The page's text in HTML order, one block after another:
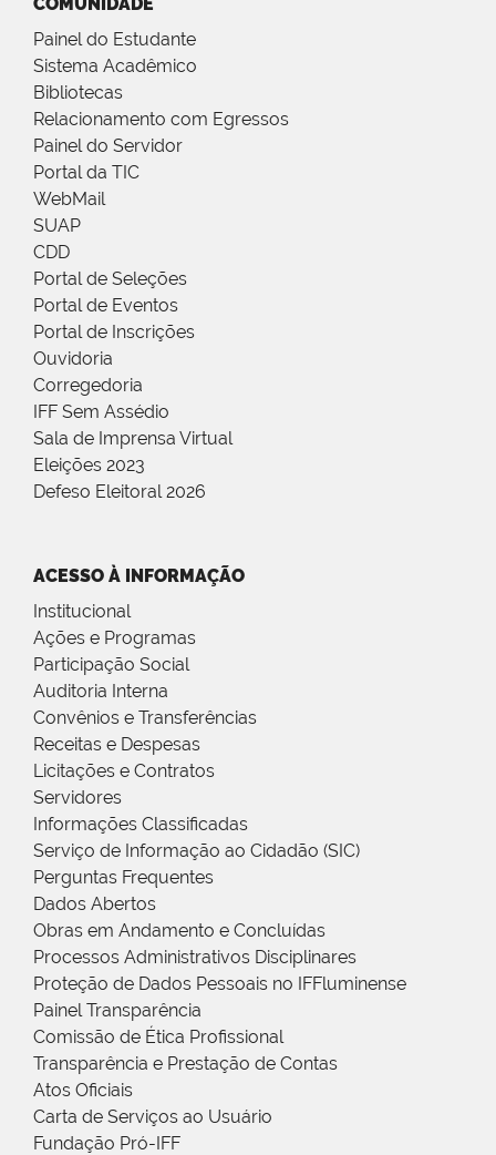
Painel do Estudante
Sistema Acadêmico
Bibliotecas
Relacionamento com Egressos
Painel do Servidor
Portal da TIC
WebMail
SUAP
CDD
Portal de Seleções
Portal de Eventos
Portal de Inscrições
Ouvidoria
Corregedoria
IFF Sem Assédio
Sala de Imprensa Virtual
Eleições 2023
Defeso Eleitoral 2026
ACESSO À INFORMAÇÃO
Institucional
Ações e Programas
Participação Social
Auditoria Interna
Convênios e Transferências
Receitas e Despesas
Licitações e Contratos
Servidores
Informações Classificadas
Serviço de Informação ao Cidadão (SIC)
Perguntas Frequentes
Dados Abertos
Obras em Andamento e Concluídas
Processos Administrativos Disciplinares
Proteção de Dados Pessoais no IFFluminense
Painel Transparência
Comissão de Ética Profissional
Transparência e Prestação de Contas
Atos Oficiais
Carta de Serviços ao Usuário
Fundação Pró-IFF